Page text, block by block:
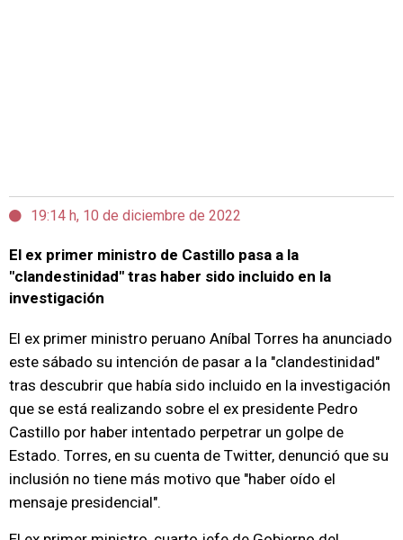
19:14 h, 10 de diciembre de 2022
El ex primer ministro de Castillo pasa a la
"clandestinidad" tras haber sido incluido en la
investigación
El ex primer ministro peruano Aníbal Torres ha anunciado
este sábado su intención de pasar a la "clandestinidad"
tras descubrir que había sido incluido en la investigación
que se está realizando sobre el ex presidente Pedro
Castillo por haber intentado perpetrar un golpe de
Estado. Torres, en su cuenta de Twitter, denunció que su
inclusión no tiene más motivo que "haber oído el
mensaje presidencial".